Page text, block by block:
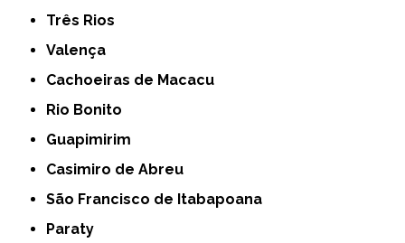
Três Rios
Valença
Cachoeiras de Macacu
Rio Bonito
Guapimirim
Casimiro de Abreu
São Francisco de Itabapoana
Paraty